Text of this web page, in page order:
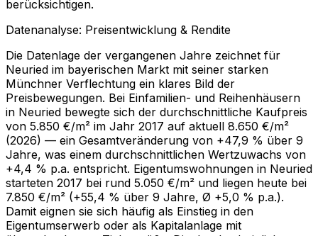
berücksichtigen.
Datenanalyse: Preisentwicklung & Rendite
Die Datenlage der vergangenen Jahre zeichnet für
Neuried im bayerischen Markt mit seiner starken
Münchner Verflechtung ein klares Bild der
Preisbewegungen. Bei Einfamilien- und Reihenhäusern
in Neuried bewegte sich der durchschnittliche Kaufpreis
von 5.850 €/m² im Jahr 2017 auf aktuell 8.650 €/m²
(2026) — ein Gesamtveränderung von +47,9 % über 9
Jahre, was einem durchschnittlichen Wertzuwachs von
+4,4 % p.a. entspricht. Eigentumswohnungen in Neuried
starteten 2017 bei rund 5.050 €/m² und liegen heute bei
7.850 €/m² (+55,4 % über 9 Jahre, Ø +5,0 % p.a.).
Damit eignen sie sich häufig als Einstieg in den
Eigentumserwerb oder als Kapitalanlage mit